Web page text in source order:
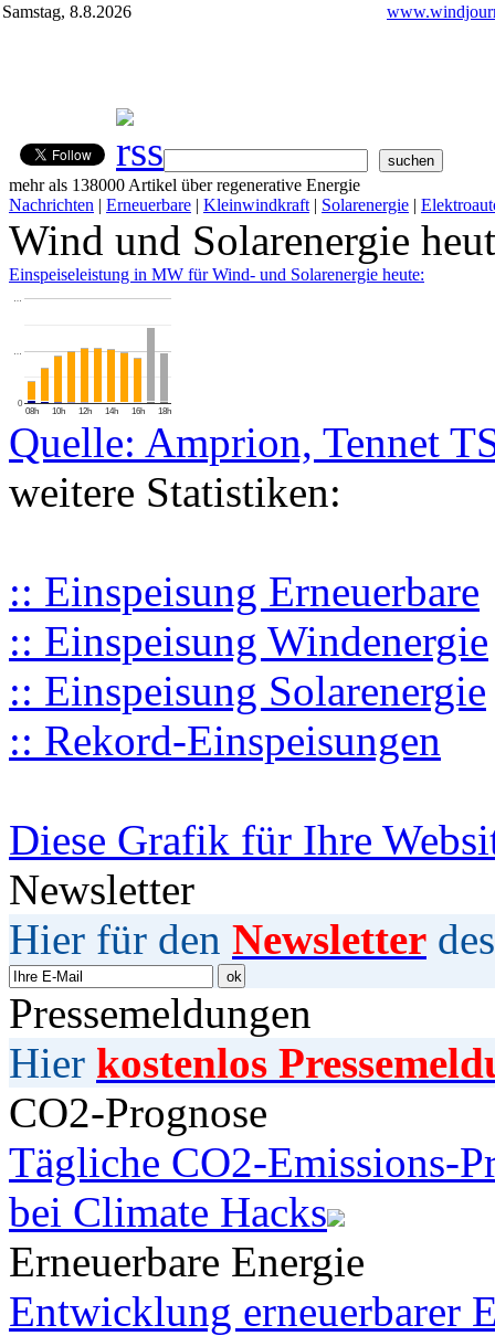
Samstag, 8.8.2026
mehr als 138000 Artikel über regenerative Energie
Nachrichten | Erneuerbare | Kleinwindkraft | Solarenergie |
Wind und Solarenergie
Einspeiseleistung in MW für Wind- und Solarenergie heute:
08h 10h 12h 14h 16h 18h
0
…
…
Quelle: Amprion, Tennet
weitere Statistiken:
:: Einspeisung Erneuerbare
:: Einspeisung Windenergie
:: Einspeisung Solarenergie
:: Rekord-Einspeisungen
Diese Grafik für Ihre
Newsletter
Hier für den Newsletter
Pressemeldungen
Hier kostenlos
CO2-Prognose
Tägliche CO2-Emissions-
bei Climate Hacks
Erneuerbare Energie
Entwicklung erneuerbarer